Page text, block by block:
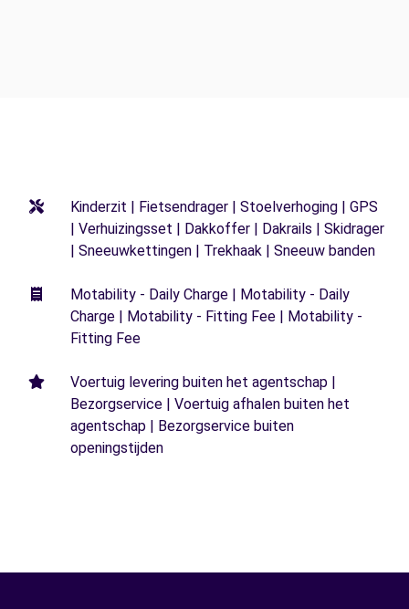
Kinderzit | Fietsendrager | Stoelverhoging | GPS
| Verhuizingsset | Dakkoffer | Dakrails | Skidrager
| Sneeuwkettingen | Trekhaak | Sneeuw banden
Motability - Daily Charge | Motability - Daily
Charge | Motability - Fitting Fee | Motability -
Fitting Fee
Voertuig levering buiten het agentschap |
Bezorgservice | Voertuig afhalen buiten het
agentschap | Bezorgservice buiten
openingstijden